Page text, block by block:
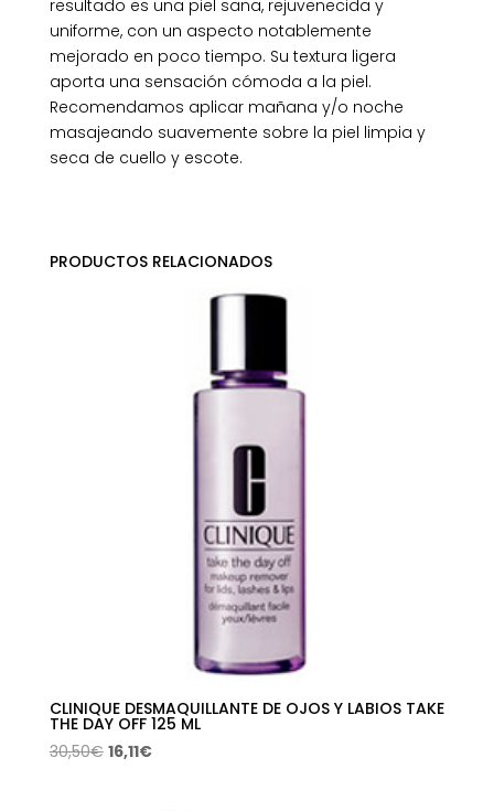
resultado es una piel sana, rejuvenecida y
uniforme, con un aspecto notablemente
mejorado en poco tiempo. Su textura ligera
aporta una sensación cómoda a la piel.
Recomendamos aplicar mañana y/o noche
masajeando suavemente sobre la piel limpia y
seca de cuello y escote.
PRODUCTOS RELACIONADOS
CLINIQUE DESMAQUILLANTE DE OJOS Y LABIOS TAKE
THE DAY OFF 125 ML
30,50€ El
16,11€El